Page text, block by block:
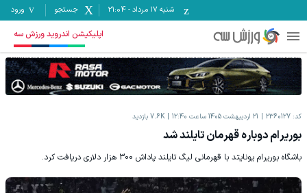
شنبه ۱۷ مرداد -
21:04 جستجو ورود
اپلیکیشن اندروید ورزش سه
کد: 2360127 21 اردیبهشت 1405 ساعت 12:40 7.6K بازدید
بوریرام دوباره قهرمان تایلند شد
باشگاه بوریرام یونایتد با قهرمانی لیگ تایلند پاداش 300 هزار دلاری دریافت کرد.